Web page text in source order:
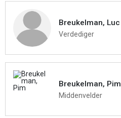
Breukelman, Luc
Verdediger
Breukelman, Pim
Middenvelder